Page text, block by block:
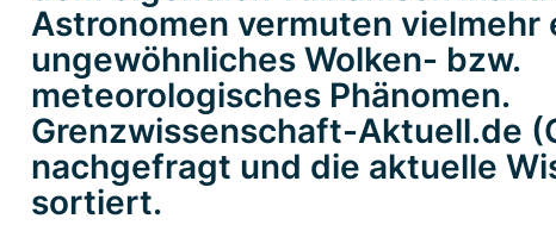
Astronomen vermuten vielmehr
ungewöhnliches Wolken- bzw.
meteorologisches Phänomen.
Grenzwissenschaft-Aktuell.de
nachgefragt und die aktuelle
sortiert.